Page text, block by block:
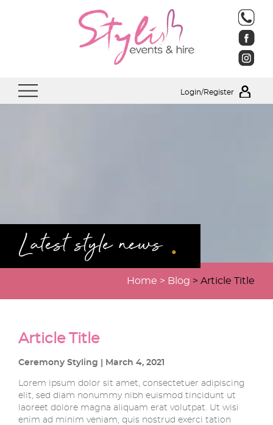
Login/Register
Latest style news .
Home > Blog > Article Title
Article Title
Ceremony Styling | March 4, 2021
Lorem ipsum dolor sit amet, consectetuer adipiscing
elit, sed diam nonummy nibh euismod tincidunt ut
laoreet dolore magna aliquam erat volutpat. Ut wisi
enim ad minim veniam, quis nostrud exerci tation